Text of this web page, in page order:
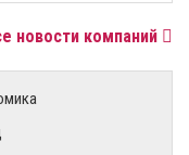
новости компаний